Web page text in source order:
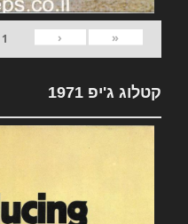
«
‹
1
קטלוג ג'יפ 1971